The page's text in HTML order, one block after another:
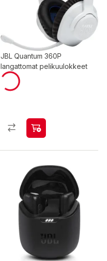
JBL Quantum 360P
langattomat pelikuulokkeet